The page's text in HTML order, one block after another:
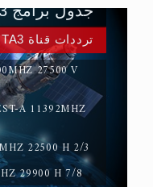
حقيقة المسيح الدجال
ترددات قناة MTA3 العربية:
27500 V
A 11392MHZ
22500 H 2/3
29900 H 7/8
جدول برامج MTA3